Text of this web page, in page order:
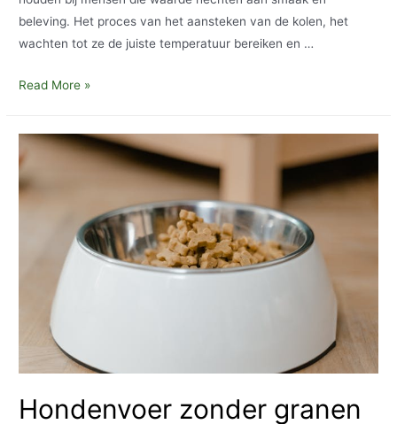
beleving. Het proces van het aansteken van de kolen, het
wachten tot ze de juiste temperatuur bereiken en …
Houtskoolbarbecue
aanbieding:
de
ideale
slimme
aankoop
Read More »
Hondenvoer zonder granen